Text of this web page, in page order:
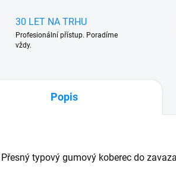
30 LET NA TRHU
Profesionální přístup. Poradíme
vždy.
Popis
Přesný typový gumový koberec do